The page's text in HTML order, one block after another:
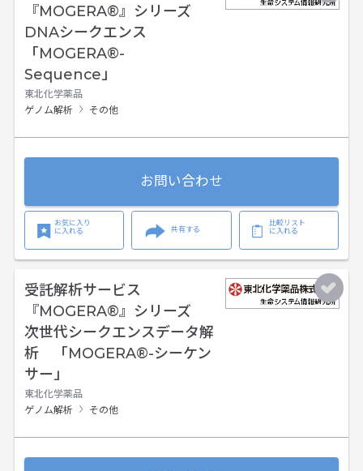
『MOGERA®』シリーズ
DNAシークエンス
「MOGERA®-
Sequence」
東北化学薬品
ゲノム解析
その他
お問い合わせ
お気に入り
に入れる
共有する
比較リスト
に入れる
受託解析サービス
『MOGERA®』シリーズ
次世代シークエンスデータ解
析 「MOGERA®-シーケン
サー」
東北化学薬品
ゲノム解析
その他